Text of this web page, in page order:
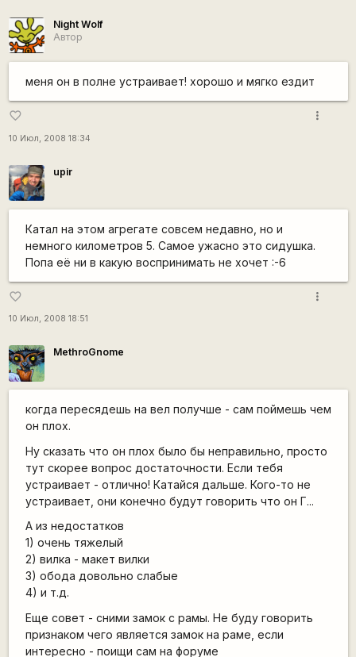
Night Wolf
Автор
меня он в полне устраивает! хорошо и мягко ездит
favorite_border
10 Июл, 2008 18:34
more_vert
upir
Катал на этом агрегате совсем недавно, но и
немного километров 5. Самое ужасно это сидушка.
Попа её ни в какую воспринимать не хочет :-6
favorite_border
10 Июл, 2008 18:51
more_vert
MethroGnome
когда пересядешь на вел получше - сам поймешь чем
он плох.
Ну сказать что он плох было бы неправильно, просто
тут скорее вопрос достаточности. Если тебя
устраивает - отлично! Катайся дальше. Кого-то не
устраивает, они конечно будут говорить что он Г...
А из недостатков
1) очень тяжелый
2) вилка - макет вилки
3) обода довольно слабые
4) и т.д.
Еще совет - сними замок с рамы. Не буду говорить
признаком чего является замок на раме, если
интересно - поищи сам на форуме